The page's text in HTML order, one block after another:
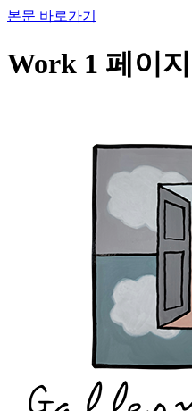
본문 바로가기
Work 1 페이